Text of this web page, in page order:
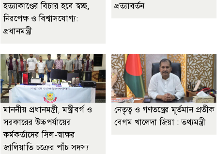
হত্যাকাণ্ডের বিচার হবে স্বচ্ছ,
নিরপেক্ষ ও বিশ্বাসযোগ্য:
প্রধানমন্ত্রী
প্রত্যাবর্তন
মাননীয় প্রধানমন্ত্রী, মন্ত্রীবর্গ ও
সরকারের উচ্চপর্যায়ের
কর্মকর্তাদের সিল-স্বাক্ষর
জালিয়াতি চক্রের পাঁচ সদস্য
নেতৃত্ব ও গণতন্ত্রের মূর্তমান প্রতীক
বেগম খালেদা জিয়া : তথ্যমন্ত্রী